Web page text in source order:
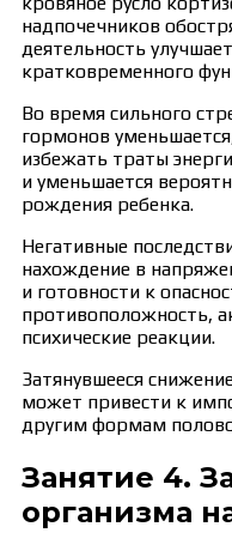
надпочечников
деятельность
кратковременного
Во время сильного
гормонов
избежать траты
и уменьшается
рождения ребенка.
Негативные
нахождение в
и готовности к
противоположность,
психические реакции.
Затянувшееся
может привести к
другим формам
Занятие 4.
организма